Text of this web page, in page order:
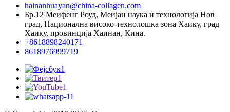
hainanhuayan@china-collagen.com
Бр.12 Меифенг Роуд, Меијан наука и технологија Нов
град, Национална високо-технолошка зона Хаику, град
Хаику, провинција Хаинан, Кина.
+8618898240171
8618976999719